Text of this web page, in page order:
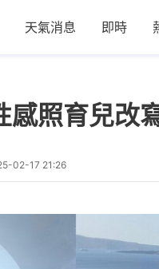
天氣消息 即時
感照育兒
02-17 21:26